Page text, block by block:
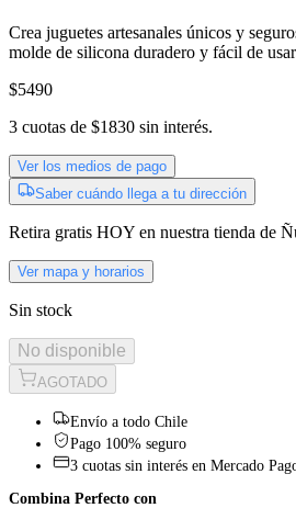
Crea juguetes artesanales únicos y
molde de silicona duradero y fácil de
$5490
3 cuotas de $1830 sin interés.
Ver los medios de pago
Saber cuándo llega a tu dirección
Retira gratis HOY en nuestra tienda de
Ver mapa y horarios
Sin stock
No disponible
AGOTADO
Envío a todo Chile
Pago 100% seguro
3 cuotas sin interés en Mercado
Combina Perfecto con